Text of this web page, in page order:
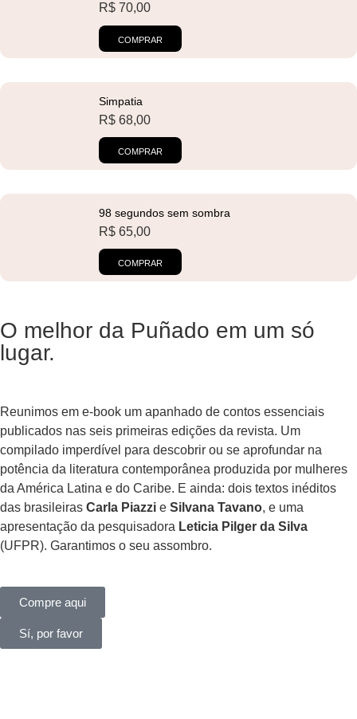
R$ 70,00
COMPRAR
Simpatia
R$ 68,00
COMPRAR
98 segundos sem sombra
R$ 65,00
COMPRAR
O melhor da Puñado em um só
lugar.
Reunimos em e-book um apanhado de contos essenciais
publicados nas seis primeiras edições da revista. Um
compilado imperdível para descobrir ou se aprofundar na
potência da literatura contemporânea produzida por mulheres
da América Latina e do Caribe. E ainda: dois textos inéditos
das brasileiras Carla Piazzi e Silvana Tavano, e uma
apresentação da pesquisadora Leticia Pilger da Silva
(UFPR). Garantimos o seu assombro.
Compre aqui
Sí, por favor